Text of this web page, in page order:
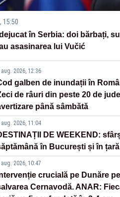
15:50
în Serbia: doi bărbați,
asasinarea lui Vučić
2026, 12:36
galben de inundații în
de râuri din peste 20 de
până sâmbătă
2026, 11:04
DE WEEKEND:
în București și în țară
2026, 10:47
crucială pe Dunăre
Cernavodă. ANAR: